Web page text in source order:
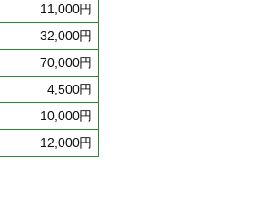
11,000円
32,000円
70,000円
4,500円
10,000円
12,000円